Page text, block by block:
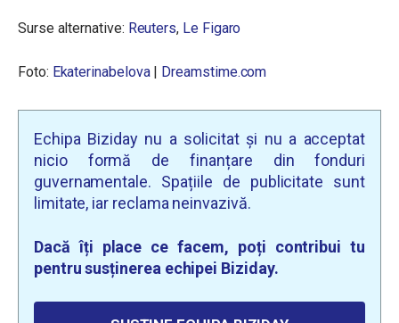
Surse alternative: Reuters, Le Figaro
Foto: Ekaterinabelova| Dreamstime.com
Echipa Biziday nu a solicitat și nu a acceptat
nicio formă de finanțare din fonduri
guvernamentale. Spațiile de publicitate sunt
limitate, iar reclama neinvazivă.
Dacă îți place ce facem, poți contribui tu
pentru susținerea echipei Biziday.